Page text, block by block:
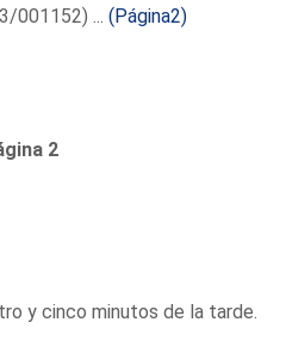
001152) ...(Página2)
2
y cinco minutos de la tarde.